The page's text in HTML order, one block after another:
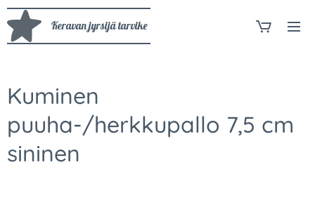
Keravan jyrsijä tarvike
Kuminen
puuha-/herkkupallo 7,5 cm
sininen